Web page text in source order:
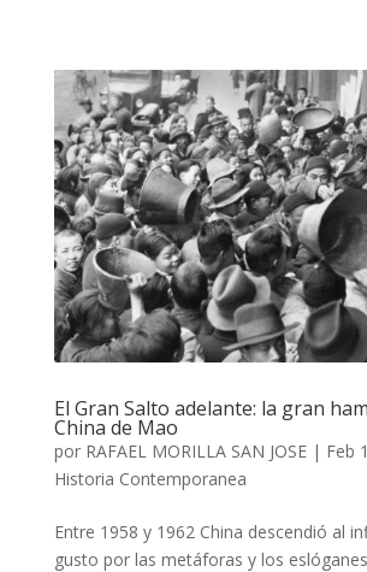
El Gran Salto adelante: la gran
China de Mao
por RAFAEL MORILLA SAN JOSE| Feb
Historia Contemporanea
Entre 1958 y 1962 China descendió al
gusto por las metáforas y los